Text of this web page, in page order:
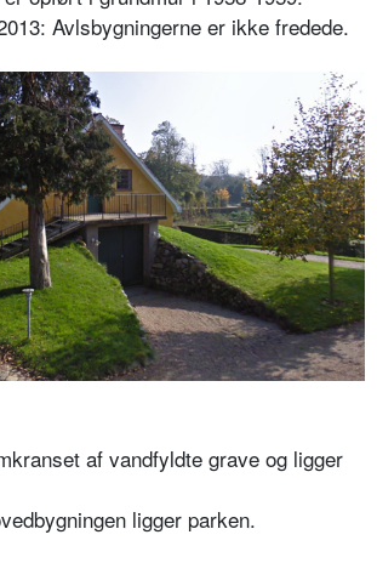
Avlsbygningerne er ikke fredede.
af vandfyldte grave og ligger
ligger parken.